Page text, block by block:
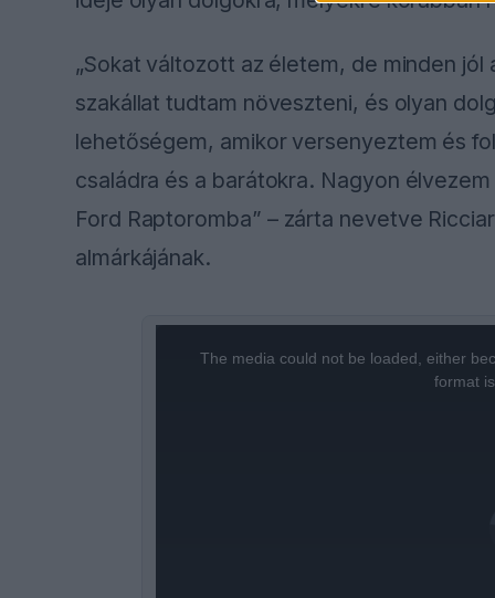
„Sokat változott az életem, de minden
szakállat tudtam növeszteni, és olyan
lehetőségem, amikor versenyeztem és
családra és a barátokra. Nagyon
Ford Raptoromba” – zárta nevetve
almárkájának.
The media could not be loaded, either
format